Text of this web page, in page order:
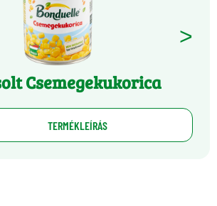
Csemegekukorica
>
TERMÉKLEÍRÁS